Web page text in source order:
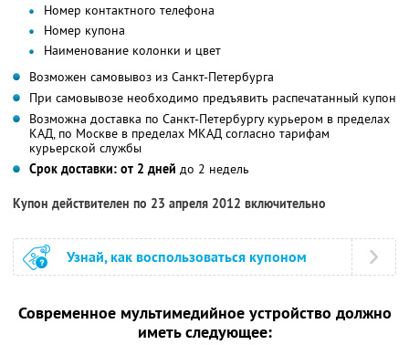
Номер контактного телефона
Номер купона
Наименование колонки и цвет
Возможен самовывоз из Санкт-Петербурга
При самовывозе необходимо предъявить распечатанный купон
Возможна доставка по Санкт-Петербургу курьером в пределах
КАД, по Москве в пределах МКАД согласно тарифам
курьерской службы
Срок доставки: от 2 дней до 2 недель
Купон действителен по 23 апреля 2012 включительно
Узнай, как воспользоваться купоном
Современное мультимедийное устройство должно
иметь следующее: